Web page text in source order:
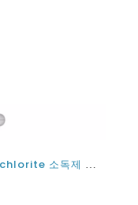
Olansi Mini Home Sodium Hypochlorite 소독제 물 발생기 전해수 소독제 기계 소독 용